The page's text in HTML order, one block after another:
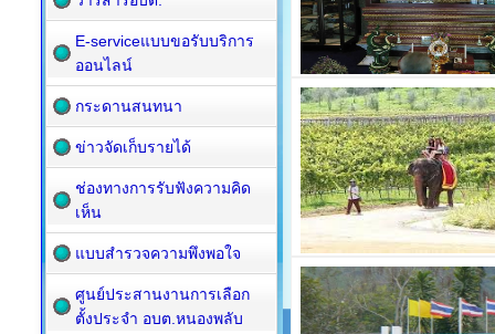
E-serviceแบบขอรับบริการ
ออนไลน์
กระดานสนทนา
ข่าวจัดเก็บรายได้
ช่องทางการรับฟังความคิด
เห็น
แบบสำรวจความพึงพอใจ
ศูนย์ประสานงานการเลือก
ตั้งประจำ อบต.หนองพลับ